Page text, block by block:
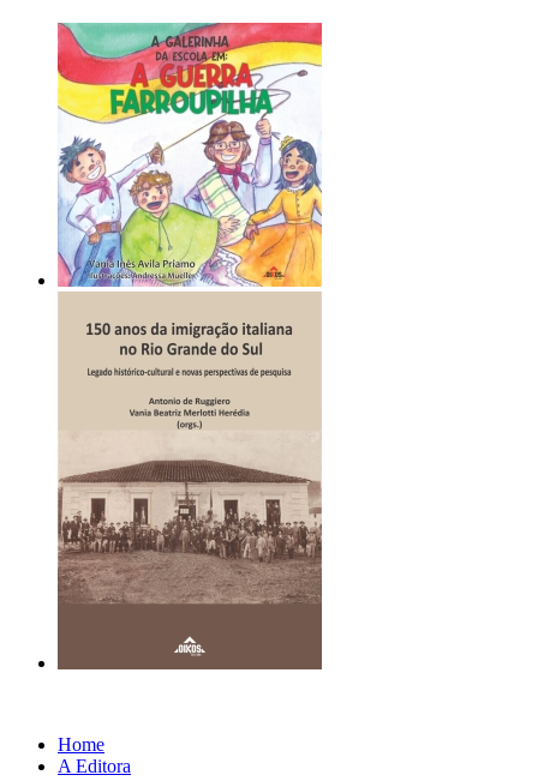
Home
A Editora